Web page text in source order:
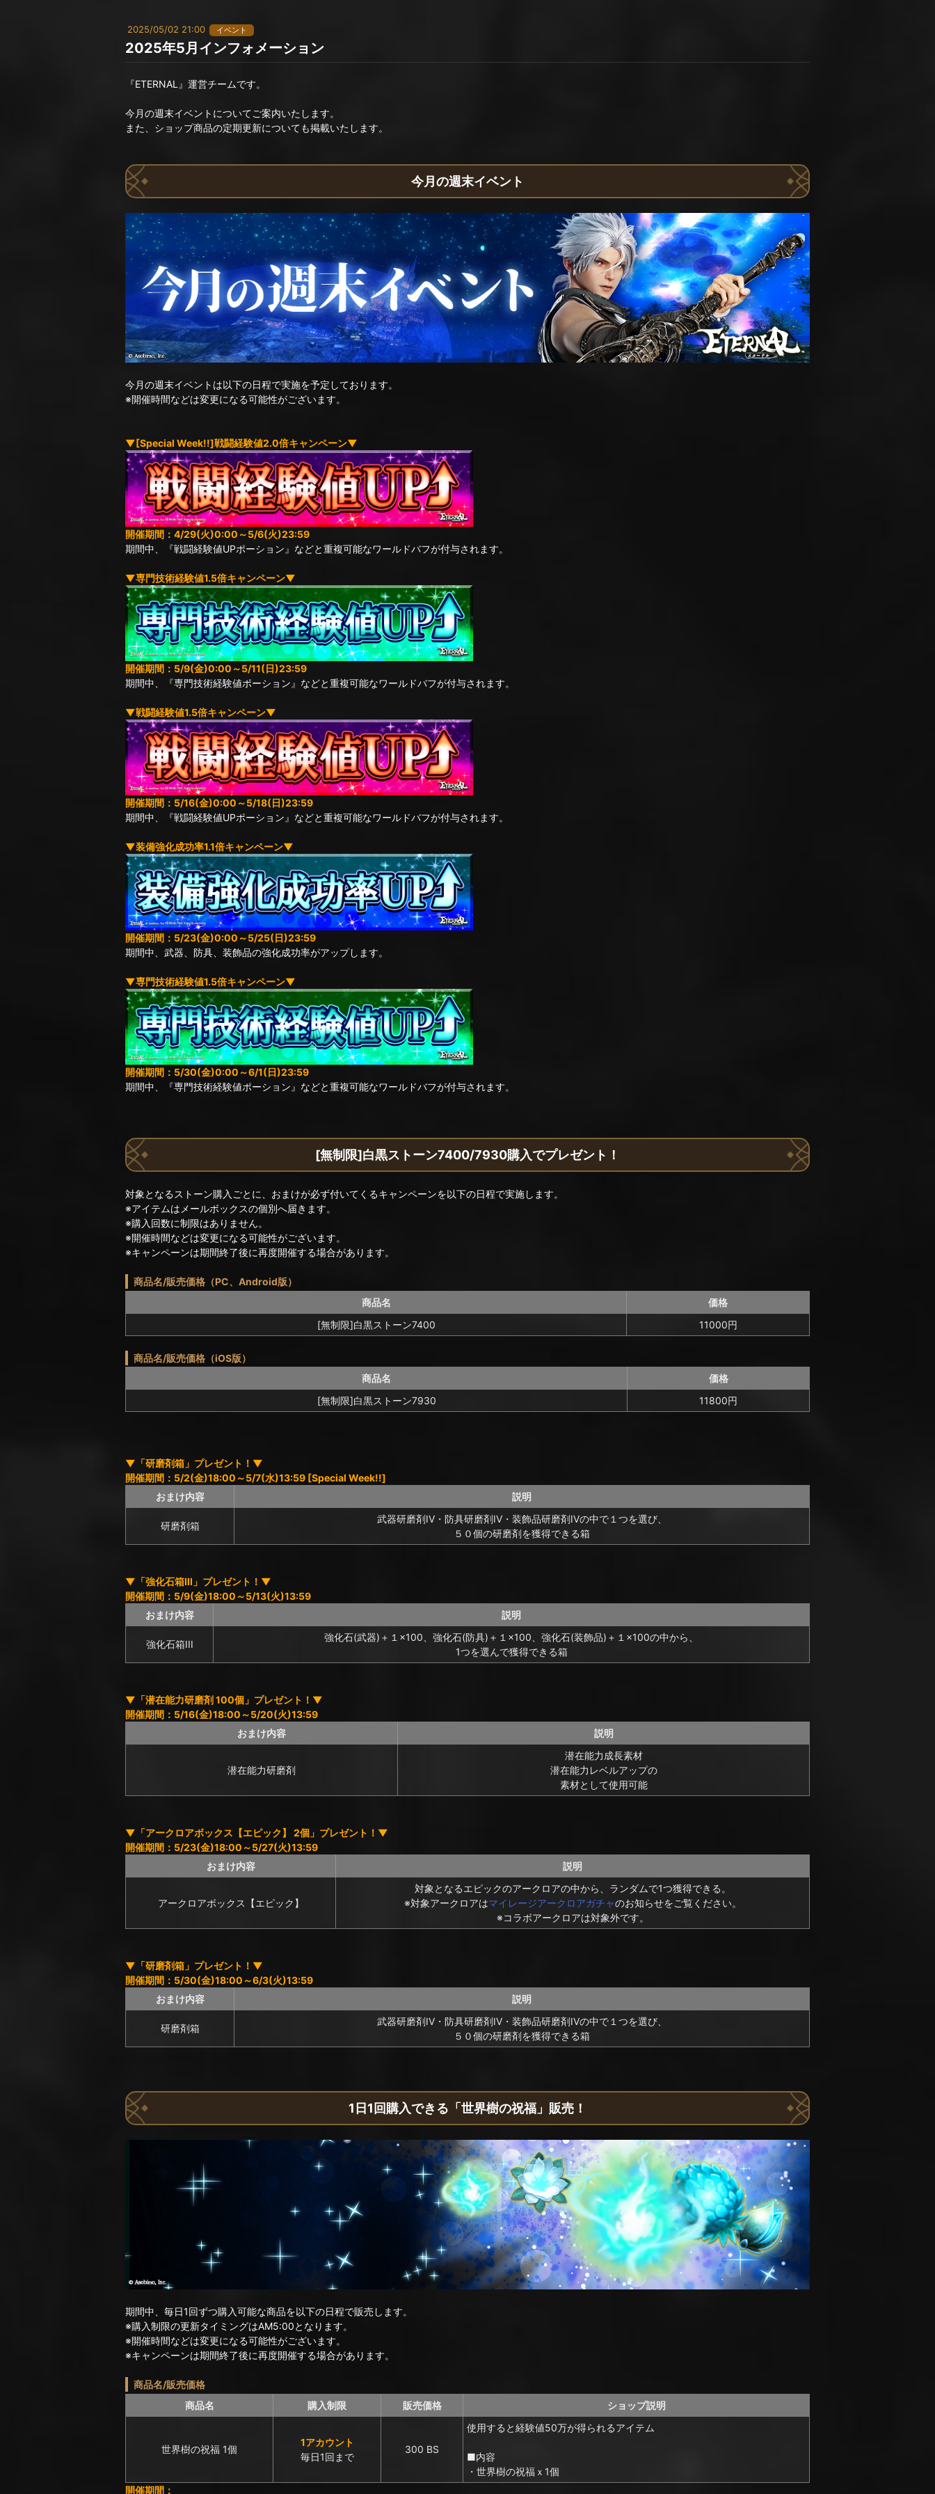
2025/05/02 21:00 イベント
2025年5月インフォメーション
『ETERNAL』運営チームです。
今月の週末イベントについてご案内いたします。
また、ショップ商品の定期更新についても掲載いたします。
今月の週末イベント
今月の週末イベントは以下の日程で実施を予定しております。
※開催時間などは変更になる可能性がございます。
▼[Special Week!!]戦闘経験値2.0倍キャンペーン▼
開催期間：4/29(火)0:00～5/6(火)23:59
期間中、『戦闘経験値UPポーション』などと重複可能なワールドバフが付与されます。
▼専門技術経験値1.5倍キャンペーン▼
開催期間：5/9(金)0:00～5/11(日)23:59
期間中、『専門技術経験値ポーション』などと重複可能なワールドバフが付与されます。
▼戦闘経験値1.5倍キャンペーン▼
開催期間：5/16(金)0:00～5/18(日)23:59
期間中、『戦闘経験値UPポーション』などと重複可能なワールドバフが付与されます。
▼装備強化成功率1.1倍キャンペーン▼
開催期間：5/23(金)0:00～5/25(日)23:59
期間中、武器、防具、装飾品の強化成功率がアップします。
▼専門技術経験値1.5倍キャンペーン▼
開催期間：5/30(金)0:00～6/1(日)23:59
期間中、『専門技術経験値ポーション』などと重複可能なワールドバフが付与されます。
[無制限]白黒ストーン7400/7930購入でプレゼント！
対象となるストーン購入ごとに、おまけが必ず付いてくるキャンペーンを以下の日程で実施します。
※アイテムはメールボックスの個別へ届きます。
※購入回数に制限はありません。
※開催時間などは変更になる可能性がございます。
※キャンペーンは期間終了後に再度開催する場合があります。
商品名/販売価格（PC、Android版）
商品名
価格
[無制限]白黒ストーン7400
11000円
商品名/販売価格（iOS版）
商品名
価格
[無制限]白黒ストーン7930
11800円
▼「研磨剤箱」プレゼント！▼
開催期間：5/2(金)18:00～5/7(水)13:59 [Special Week!!]
おまけ内容
説明
研磨剤箱
武器研磨剤IV・防具研磨剤IV・装飾品研磨剤IVの中で１つを選び、
５０個の研磨剤を獲得できる箱
▼「強化石箱III」プレゼント！▼
開催期間：5/9(金)18:00～5/13(火)13:59
おまけ内容
説明
強化石箱III
強化石(武器)＋１×100、強化石(防具)＋１×100、強化石(装飾品)＋１×100の中から、
1つを選んで獲得できる箱
▼「潜在能力研磨剤 100個」プレゼント！▼
開催期間：5/16(金)18:00～5/20(火)13:59
おまけ内容
説明
潜在能力研磨剤
潜在能力成長素材
潜在能力レベルアップの
素材として使用可能
▼「アークロアボックス【エピック】 2個」プレゼント！▼
開催期間：5/23(金)18:00～5/27(火)13:59
おまけ内容
説明
アークロアボックス【エピック】
対象となるエピックのアークロアの中から、ランダムで1つ獲得できる。
※対象アークロアはマイレージアークロアガチャのお知らせをご覧ください。
※コラボアークロアは対象外です。
▼「研磨剤箱」プレゼント！▼
開催期間：5/30(金)18:00～6/3(火)13:59
おまけ内容
説明
研磨剤箱
武器研磨剤IV・防具研磨剤IV・装飾品研磨剤IVの中で１つを選び、
５０個の研磨剤を獲得できる箱
1日1回購入できる「世界樹の祝福」販売！
期間中、毎日1回ずつ購入可能な商品を以下の日程で販売します。
※購入制限の更新タイミングはAM5:00となります。
※開催時間などは変更になる可能性がございます。
※キャンペーンは期間終了後に再度開催する場合があります。
商品名/販売価格
商品名
購入制限 販売価格 ショップ説明
世界樹の祝福 1個
1アカウント
毎日1回まで
300 BS
使用すると経験値50万が得られるアイテム
■内容
・世界樹の祝福ｘ1個
開催期間：